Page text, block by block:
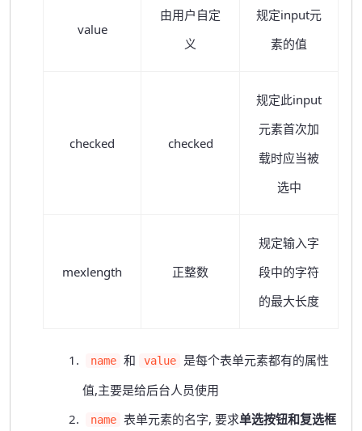
value
由用户自定
义
规定input元
素的值
checked checked
规定此input
元素首次加
载时应当被
选中
mexlength 正整数
规定输入字
段中的字符
的最大长度
name 和 value 是每个表单元素都有的属性
值,主要是给后台人员使用
name 表单元素的名字, 要求单选按钮和复选框